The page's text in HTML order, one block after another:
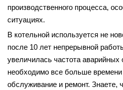
производственного процесса,
ситуациях.
В котельной используется не
после 10 лет непрерывной
увеличилась частота
необходимо все больше времени
обслуживание и ремонт. Знаете,